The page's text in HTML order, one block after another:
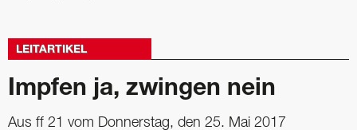
LEITARTIKEL
Impfen ja, zwingen nein
Aus ff 21 vom Donnerstag, den 25. Mai 2017